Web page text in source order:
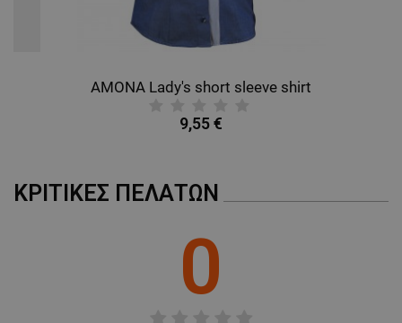
AMONA Lady's short sleeve shirt
9,55 €
ΚΡΙΤΙΚΈΣ ΠΕΛΑΤΏΝ
0